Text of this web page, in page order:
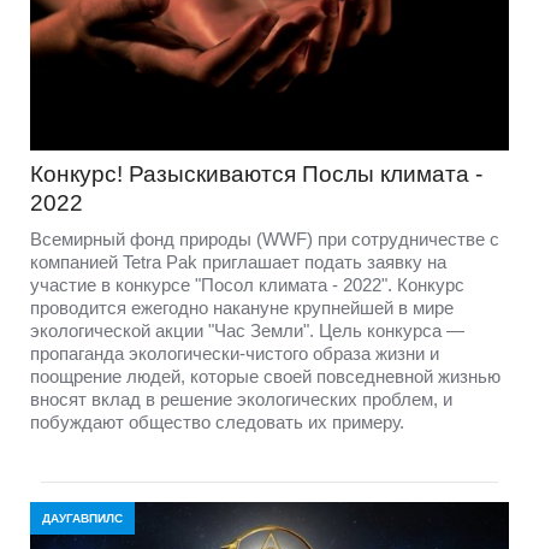
Конкурс! Разыскиваются Послы климата -
2022
Всемирный фонд природы (WWF) при сотрудничестве с
компанией Tetra Pak приглашает подать заявку на
участие в конкурсе "Посол климата - 2022". Конкурс
проводится ежегодно накануне крупнейшей в мире
экологической акции "Час Земли". Цель конкурса —
пропаганда экологически-чистого образа жизни и
поощрение людей, которые своей повседневной жизнью
вносят вклад в решение экологических проблем, и
побуждают общество следовать их примеру.
ДАУГАВПИЛС